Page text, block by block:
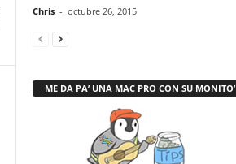
Chris - octubre 26, 2015
ME DA PA’ UNA MAC PRO CON SU MONITO’